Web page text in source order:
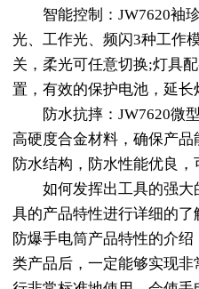
智能控制：JW7620袖珍
光、工作光、频闪3种工作
关，柔光可任意切换;灯具
置，有效的保护电池，延长
防水抗摔：JW7620微型
高硬度合金材料，确保产
防水结构，防水性能优良，
如何发挥出工具的强大
具的产品特性进行详细的
防爆手电筒产品特性的介
类产品后，一定能够实现